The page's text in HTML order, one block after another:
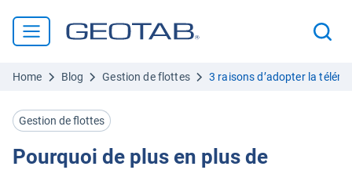
Home Blog Gestion de flottes 3 raisons d’adopter la
Gestion de flottes
Pourquoi de plus en plus de